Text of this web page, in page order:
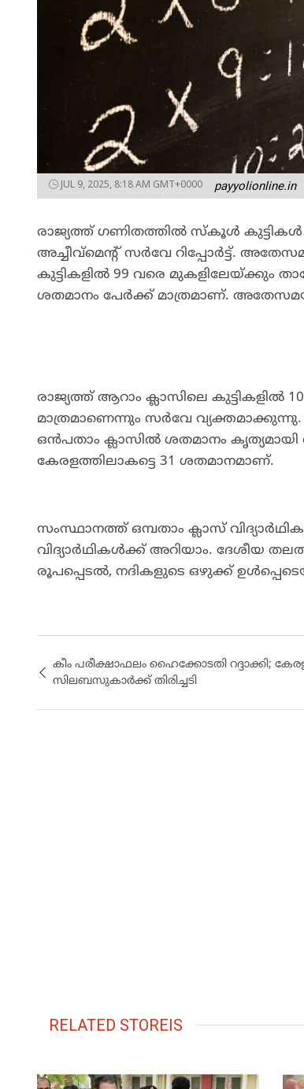
JUL 9, 2025, 8:18 AM GMT+0000 payyolionline.in
രാജ്യത്ത് ഗണിതത്തിൽ സ്കൂൾ കുട്ടികൾ
അച്ചീവ്മെന്റ് സര്‍വേ റിപ്പോര്‍ട്ട്.
കുട്ടികളില്‍ 99 വരെ മുകളിലേയ്ക്കും
ശതമാനം പേര്‍ക്ക് മാത്രമാണ്.
രാജ്യത്ത് ആറാം ക്ലാസിലെ
മാത്രമാണെന്നും സർവേ
ഒൻപതാം ക്ലാസില്‍ ശതമാനം
കേരളത്തിലാകട്ടെ 31 ശതമാനമാണ്.
സംസ്ഥാനത്ത് ഒമ്പതാം ക്ലാസ്
വിദ്യാര്‍ഥികള്‍ക്ക് അറിയാം. ദേശീയ
രൂപപ്പെടല്‍, നദികളുടെ ഒഴുക്ക്
കീം പരീക്ഷാഫലം ഹൈക്കോടതി റദ്ദാക്കി;
സിലബസുകാര്‍ക്ക് തിരിച്ചടി
RELATED STOREIS